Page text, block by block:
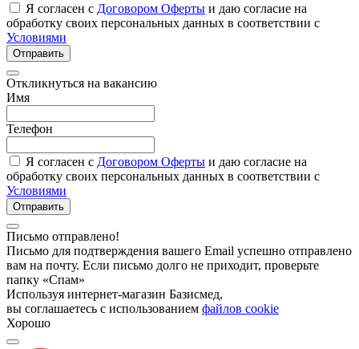
Я согласен с Договором Оферты и даю согласие на
обработку своих персональных данных в соответствии с
Условиями
Отправить
Откликнуться на вакансию
Имя
Телефон
Я согласен с Договором Оферты и даю согласие на
обработку своих персональных данных в соответствии с
Условиями
Отправить
Письмо отправлено!
Письмо для подтверждения вашего Email успешно отправлено
вам на почту. Если письмо долго не приходит, проверьте
папку «Спам»
Используя интернет-магазин Базисмед,
вы соглашаетесь с использованием файлов cookie
Хорошо